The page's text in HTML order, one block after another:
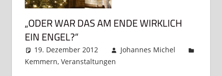
„ODER WAR DAS AM ENDE WIRKLICH
EIN ENGEL?“
19. Dezember 2012
Johannes Michel
Kemmern, Veranstaltungen